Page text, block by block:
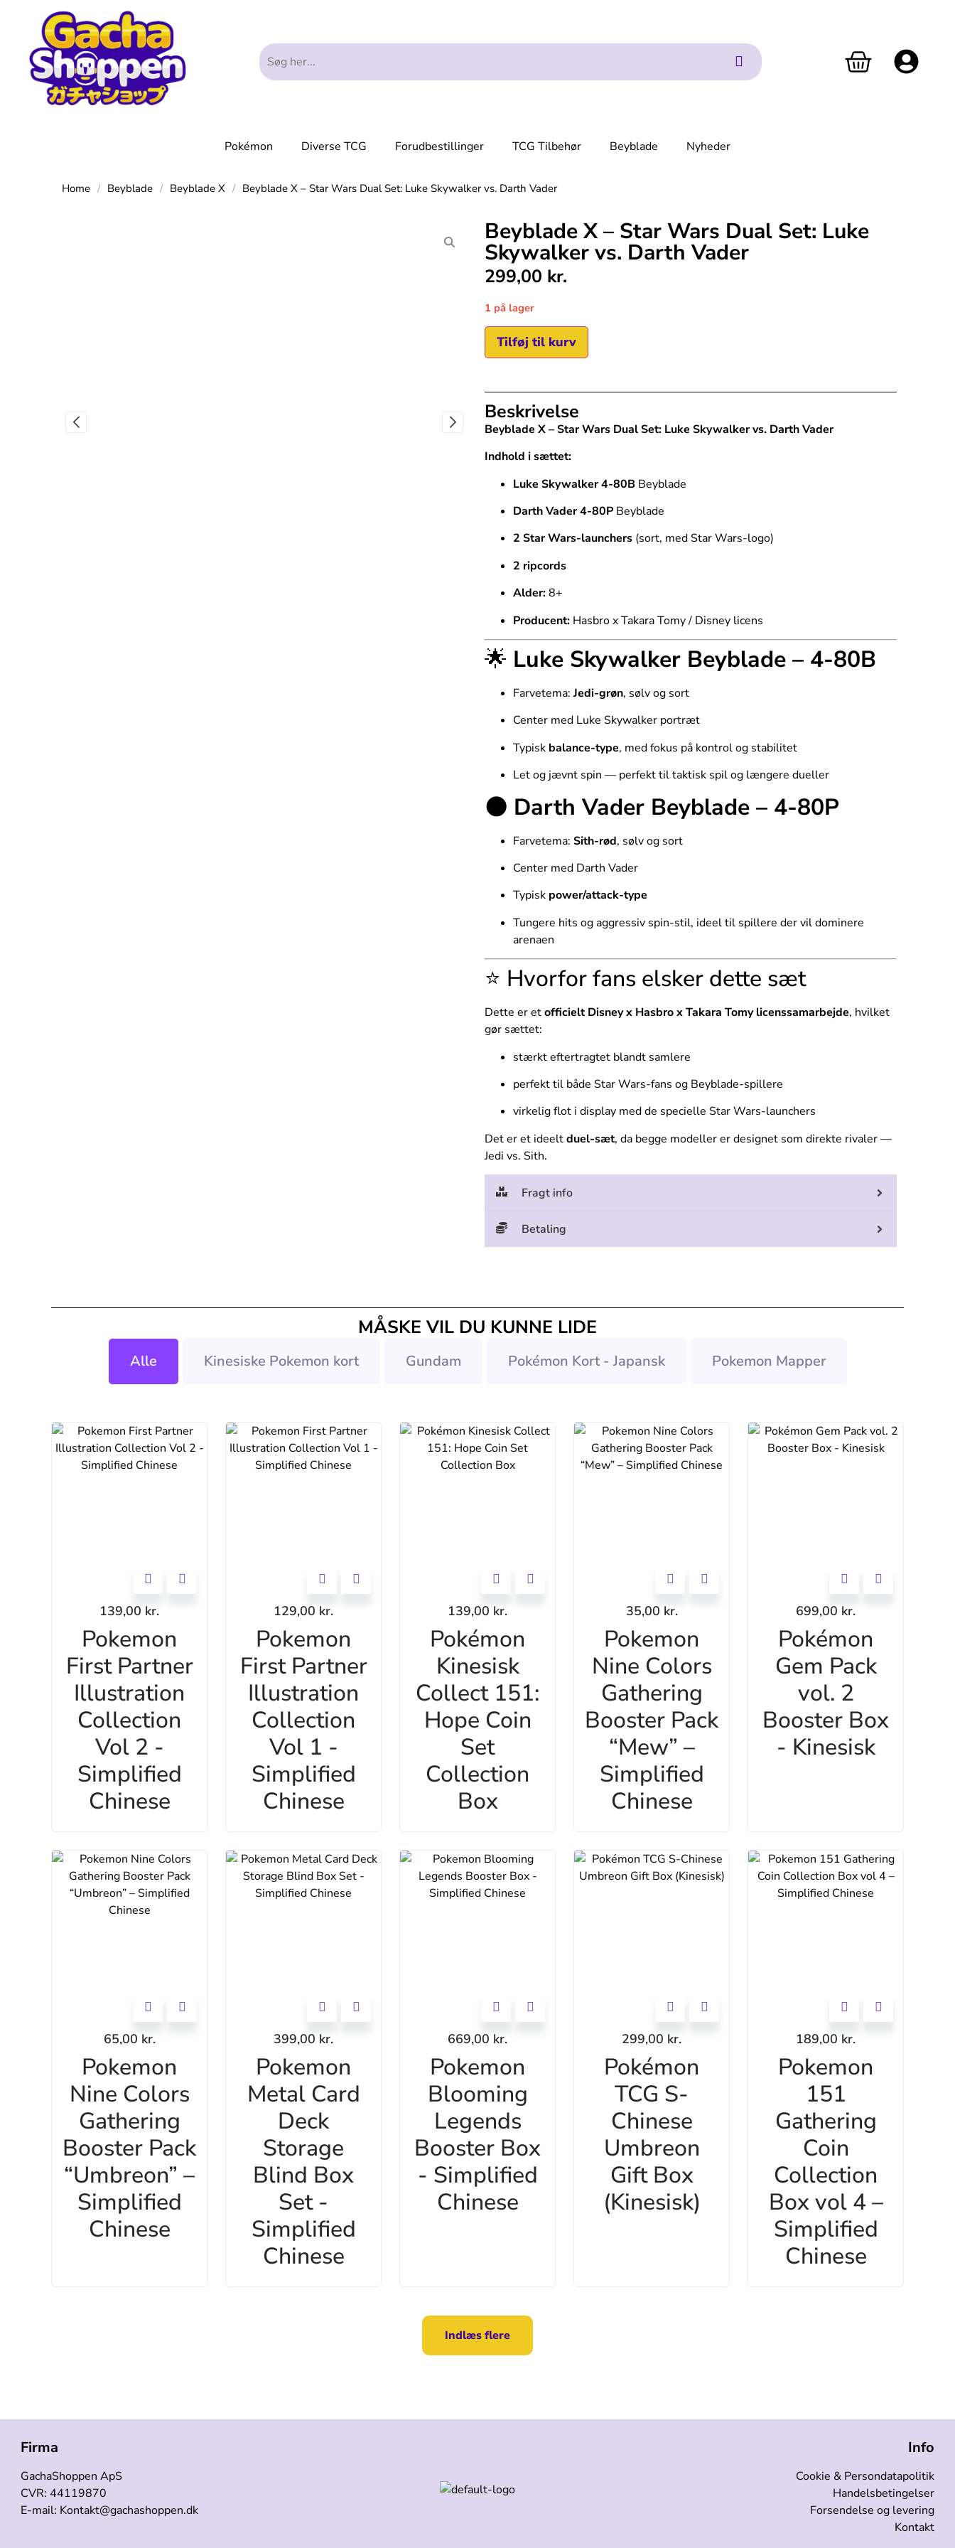
Pokémon Diverse TCG Forudbestillinger TCG Tilbehør Beyblade Nyheder
Home / Beyblade / Beyblade X / Beyblade X – Star Wars Dual Set: Luke Skywalker vs. Darth Vader
Beyblade X – Star Wars Dual Set: Luke
Skywalker vs. Darth Vader
299,00 kr.
1 på lager
Tilføj til kurv
Beskrivelse
Beyblade X – Star Wars Dual Set: Luke Skywalker vs. Darth Vader
Indhold i sættet:
Luke Skywalker 4-80B Beyblade
Darth Vader 4-80P Beyblade
2 Star Wars-launchers (sort, med Star Wars-logo)
2 ripcords
Alder:8+
Producent: Hasbro x Takara Tomy / Disney licens
🌟 Luke Skywalker Beyblade – 4-80B
Farvetema: Jedi-grøn, sølv og sort
Center med Luke Skywalker portræt
Typisk balance-type, med fokus på kontrol og stabilitet
Let og jævnt spin — perfekt til taktisk spil og længere dueller
🌑 Darth Vader Beyblade – 4-80P
Farvetema: Sith-rød, sølv og sort
Center med Darth Vader
Typisk power/attack-type
Tungere hits og aggressiv spin-stil, ideel til spillere der vil dominere
arenaen
⭐ Hvorfor fans elsker dette sæt
Dette er etofficielt Disney x Hasbro x Takara Tomy licenssamarbejde, hvilket
gør sættet:
stærkt eftertragtet blandt samlere
perfekt til både Star Wars-fans og Beyblade-spillere
virkelig flot i display med de specielle Star Wars-launchers
Det er et ideeltduel-sæt, da begge modeller er designet som direkte rivaler —
Jedi vs. Sith.
Fragt info
Betaling
MÅSKE VIL DU KUNNE LIDE
Alle Kinesiske Pokemon kort Gundam Pokémon Kort - Japansk Pokemon Mapper
139,00 kr.
Pokemon
First Partner
Illustration
Collection
Vol 2 -
Simplified
Chinese
129,00 kr.
Pokemon
First Partner
Illustration
Collection
Vol 1 -
Simplified
Chinese
139,00 kr.
Pokémon
Kinesisk
Collect 151:
Hope Coin
Set
Collection
Box
35,00 kr.
Pokemon
Nine Colors
Gathering
Booster Pack
“Mew” –
Simplified
Chinese
699,00 kr.
Pokémon
Gem Pack
vol. 2
Booster Box
- Kinesisk
65,00 kr.
Pokemon
Nine Colors
Gathering
Booster Pack
“Umbreon” –
Simplified
Chinese
399,00 kr.
Pokemon
Metal Card
Deck
Storage
Blind Box
Set -
Simplified
Chinese
669,00 kr.
Pokemon
Blooming
Legends
Booster Box
- Simplified
Chinese
299,00 kr.
Pokémon
TCG S-
Chinese
Umbreon
Gift Box
(Kinesisk)
189,00 kr.
Pokemon
151
Gathering
Coin
Collection
Box vol 4 –
Simplified
Chinese
Indlæs flere
Firma
GachaShoppen ApS
CVR: 44119870
E-mail: Kontakt@gachashoppen.dk
Info
Cookie & Persondatapolitik
Handelsbetingelser
Forsendelse og levering
Kontakt